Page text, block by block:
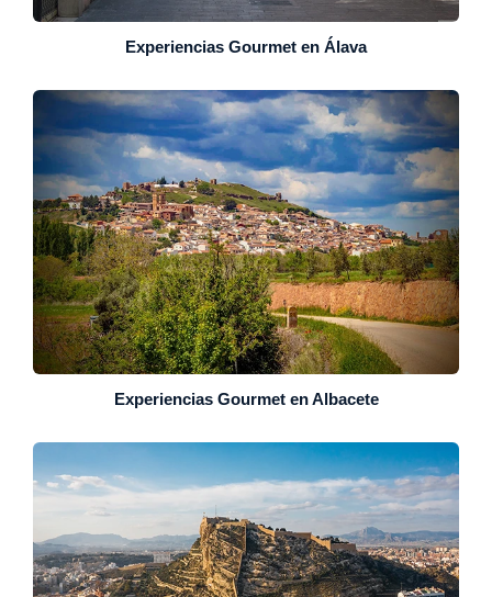
Experiencias Gourmet en Álava
Experiencias Gourmet en Albacete